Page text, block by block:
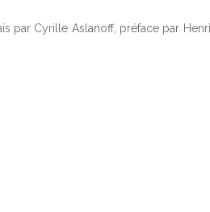
par Cyrille Aslanoff, préface par